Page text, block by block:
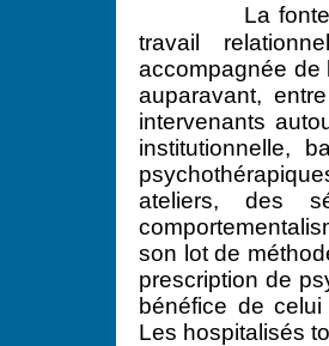
La
travail
accompagnée de
auparavant,
intervenants
institutionnelle,
ateliers, des
son lot de
prescription de
bénéfice de celui
Les hospitalisés